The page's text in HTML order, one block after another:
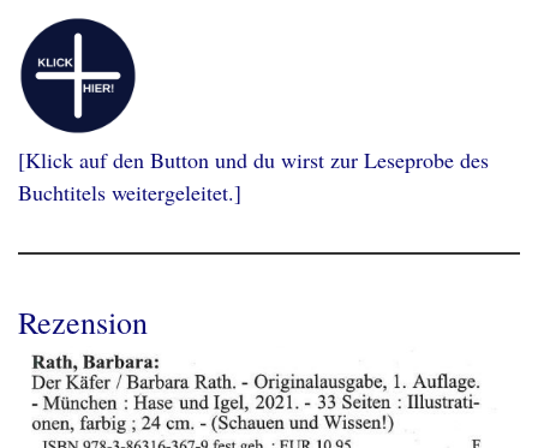
[Klick auf den Button und du wirst zur Leseprobe des
Buchtitels weitergeleitet.]
Rezension